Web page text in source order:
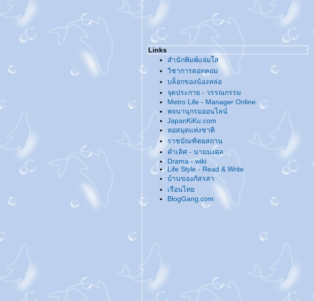
@... สวัสดีปีใหม่จีน ...@
@... เทศกาลแห่งความรัก ...@
@... ของสะสม ...@
@... แท็ก แถ็ก ...@
@... ??? ...@
@... สวัสดีปีหมู... ท้อง...ทอง ...@
@... มีแต่ความรู้สึกดี๊ดี ...@
@... Charity Love Charity Party ...@
@... บานชื่น - ชื่นบาน ...@
@... มั่ง มี ศรี สุข ...@
@... ลองของใหม่ ...@
@... ประกาศตัว 'กิ๊ก' คนใหม่ ...@
@... กลุ่มย่อย 'งานฝีมือ' เป็นเหตุ ...@
@... ณ อุทยานนี้งามด้วยจามจุรี ...@
@... มิถุนาที่ผ่านมา ...@
@... ธ ทรงเป็นศูนย์รวมใจไทยทั้งชาติ ...@
@... เปิดบล็อกคุยกัน ...@
@... สุสานหิ่งห้อย ...@
@... Beautiful Every Day ...@
Links
สำนักพิมพ์แจ่มใส
วิชาการดอทคอม
บล็อกของน้องหล่อ
จุดประกาย - วรรณกรรม
Metro Life - Manager Online
พจนานุกรมออนไลน์
JapanKiKu.com
หอสมุดแห่งชาติ
ราชบัณฑิตยสถาน
คำเลิศ - นามมงคล
Drama - wiki
Life Style - Read & Write
บ้านของภัสรสา
เรือนไท
BlogGang.com